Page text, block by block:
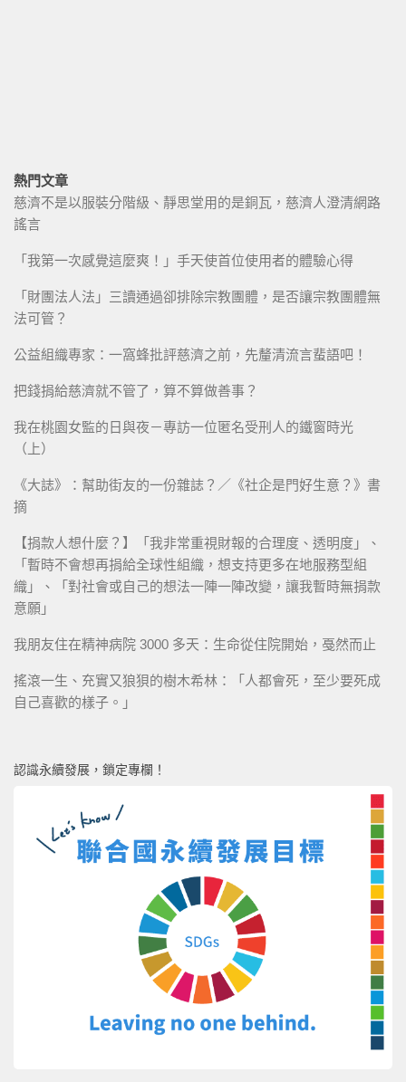
熱門文章
慈濟不是以服裝分階級、靜思堂用的是銅瓦，慈濟人澄清網路
謠言
「我第一次感覺這麼爽！」手天使首位使用者的體驗心得
「財團法人法」三讀通過卻排除宗教團體，是否讓宗教團體無
法可管？
公益組織專家：一窩蜂批評慈濟之前，先釐清流言蜚語吧！
把錢捐給慈濟就不管了，算不算做善事？
我在桃園女監的日與夜－專訪一位匿名受刑人的鐵窗時光
（上）
《大誌》：幫助街友的一份雜誌？／《社企是門好生意？》書
摘
【捐款人想什麼？】「我非常重視財報的合理度、透明度」、
「暫時不會想再捐給全球性組織，想支持更多在地服務型組
織」、「對社會或自己的想法一陣一陣改變，讓我暫時無捐款
意願」
我朋友住在精神病院 3000 多天：生命從住院開始，戞然而止
搖滾一生、充實又狼狽的樹木希林：「人都會死，至少要死成
自己喜歡的樣子。」
認識永續發展，鎖定專欄！